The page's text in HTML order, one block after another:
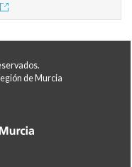
de Murcia